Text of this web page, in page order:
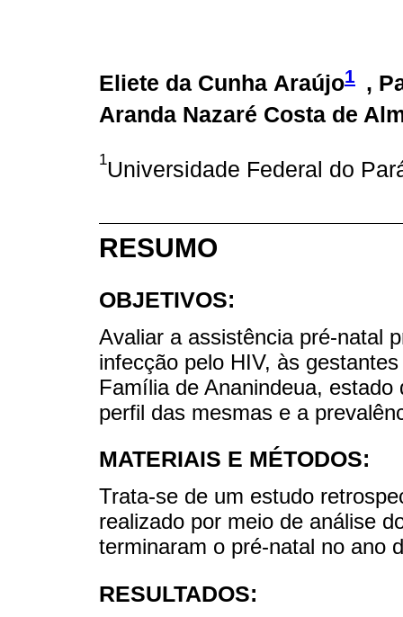
Eliete da Cunha Araújo1 ,
Aranda Nazaré Costa de
1Universidade Federal do
RESUMO
OBJETIVOS:
Avaliar a assistência pré-natal
infecção pelo HIV, às
Família de Ananindeua,
perfil das mesmas e a
MATERIAIS E MÉTODOS:
Trata-se de um estudo
realizado por meio de análise
terminaram o pré-natal no ano
RESULTADOS: